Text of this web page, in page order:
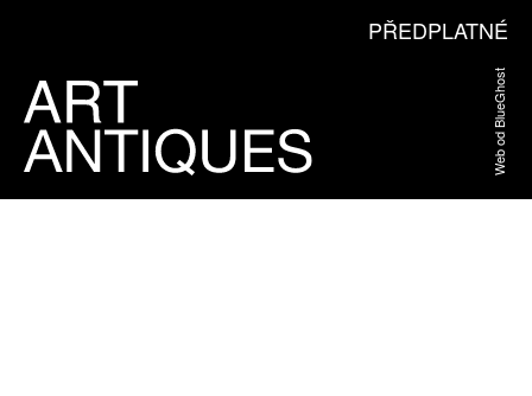
PŘEDPLATNÉ
Web od BlueGhost